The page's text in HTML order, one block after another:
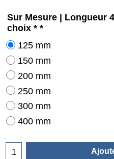
Sur Mesure | Longueur
choix * *
125 mm
150 mm
200 mm
250 mm
300 mm
400 mm